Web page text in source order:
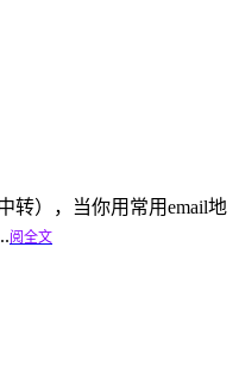
转），当你用常用email地
阅全文